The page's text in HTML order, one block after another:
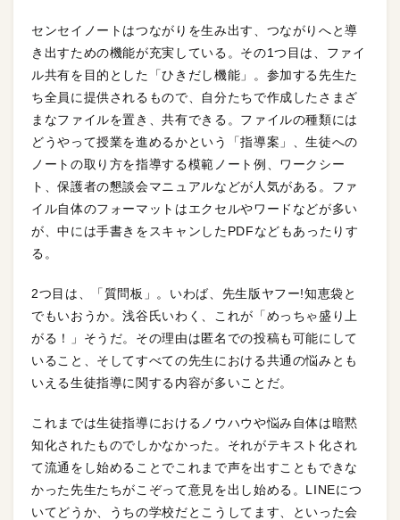
センセイノートはつながりを生み出す、つながりへと導
き出すための機能が充実している。その1つ目は、ファイ
ル共有を目的とした「ひきだし機能」。参加する先生た
ち全員に提供されるもので、自分たちで作成したさまざ
まなファイルを置き、共有できる。ファイルの種類には
どうやって授業を進めるかという「指導案」、生徒への
ノートの取り方を指導する模範ノート例、ワークシー
ト、保護者の懇談会マニュアルなどが人気がある。ファ
イル自体のフォーマットはエクセルやワードなどが多い
が、中には手書きをスキャンしたPDFなどもあったりす
る。
2つ目は、「質問板」。いわば、先生版ヤフー!知恵袋と
でもいおうか。浅谷氏いわく、これが「めっちゃ盛り上
がる！」そうだ。その理由は匿名での投稿も可能にして
いること、そしてすべての先生における共通の悩みとも
いえる生徒指導に関する内容が多いことだ。
これまでは生徒指導におけるノウハウや悩み自体は暗黙
知化されたものでしかなかった。それがテキスト化され
て流通をし始めることでこれまで声を出すこともできな
かった先生たちがこぞって意見を出し始める。LINEにつ
いてどうか、うちの学校だとこうしてます、といった会